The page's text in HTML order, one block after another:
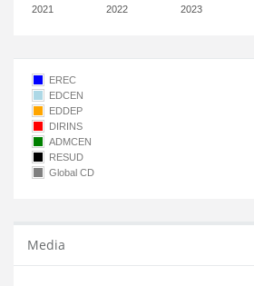
2021 2022 2023
EREC
EDCEN
EDDEP
DIRINS
ADMCEN
RESUD
Global CD
Media